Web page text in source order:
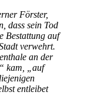
Förster,
dass sein Tod
Bestattung auf
verwehrt.
an der
kam, „auf
entleibet